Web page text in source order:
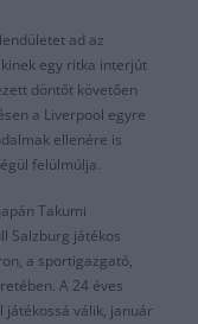
ad az
egy ritka interjút
döntőt követően
a Liverpool egyre
ellenére is
felülmúlja.
Takumi
Salzburg játékos
a sportigazgató,
A 24 éves
játékossá válik, január